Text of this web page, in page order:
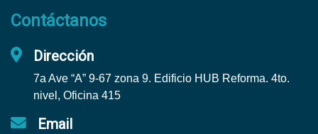
Contáctanos
Dirección
7a Ave “A” 9-67 zona 9. Edificio HUB Reforma. 4to.
nivel, Oficina 415
Email